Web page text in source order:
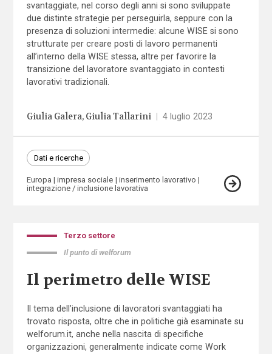
svantaggiate, nel corso degli anni si sono sviluppate
due distinte strategie per perseguirla, seppure con la
presenza di soluzioni intermedie: alcune WISE si sono
strutturate per creare posti di lavoro permanenti
all’interno della WISE stessa, altre per favorire la
transizione del lavoratore svantaggiato in contesti
lavorativi tradizionali.
Giulia Galera Giulia Tallarini 4 luglio 2023
Dati e ricerche
Europa impresa sociale
inserimento lavorativo
integrazione / inclusione lavorativa
Terzo settore
Il punto di welforum
Il perimetro delle WISE
Il tema dell’inclusione di lavoratori svantaggiati ha
trovato risposta, oltre che in politiche già esaminate su
welforum.it, anche nella nascita di specifiche
organizzazioni, generalmente indicate come Work